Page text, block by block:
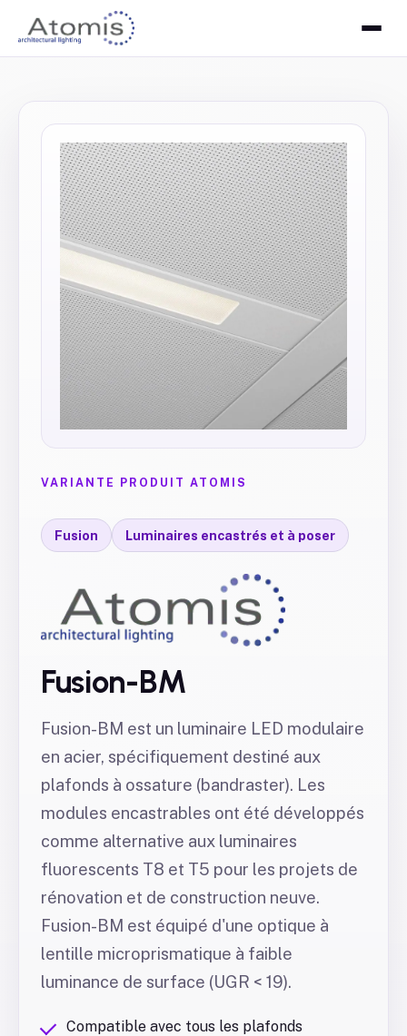
VARIANTE PRODUIT ATOMIS
Fusion Luminaires encastrés et à poser
Fusion-BM
Fusion-BM est un luminaire LED modulaire
en acier, spécifiquement destiné aux
plafonds à ossature (bandraster). Les
modules encastrables ont été développés
comme alternative aux luminaires
fluorescents T8 et T5 pour les projets de
rénovation et de construction neuve.
Fusion-BM est équipé d'une optique à
lentille microprismatique à faible
luminance de surface (UGR < 19).
Compatible avec tous les plafonds